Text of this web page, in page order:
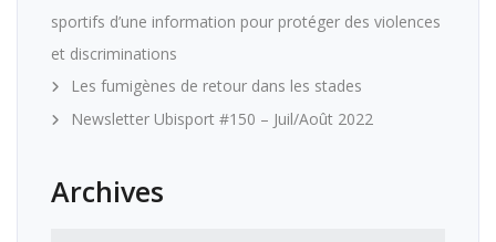
sportifs d’une information pour protéger des violences
et discriminations
Les fumigènes de retour dans les stades
Newsletter Ubisport #150 – Juil/Août 2022
Archives